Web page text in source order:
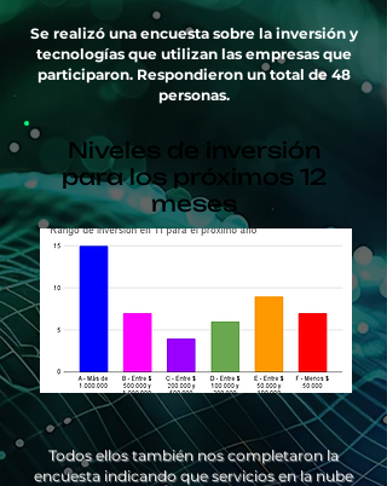
Se realizó una encuesta sobre la inversión y
tecnologías que utilizan las empresas que
participaron. Respondieron un total de 48
personas.
Niveles de inversión
para los próximos 12
meses
Todos ellos también nos completaron la
encuesta indicando que servicios en la nube